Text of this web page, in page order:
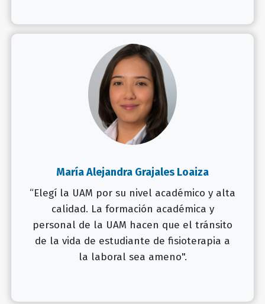
María Alejandra Grajales Loaiza
“Elegí la UAM por su nivel académico y alta
calidad. La formación académica y
personal de la UAM hacen que el tránsito
de la vida de estudiante de fisioterapia a
la laboral sea ameno".